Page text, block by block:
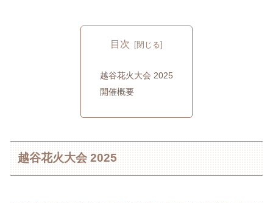
目次
越谷花火大会 2025
開催概要
越谷花火大会 2025